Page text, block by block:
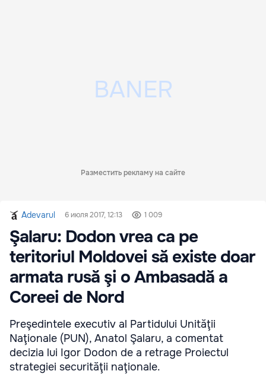
Разместить рекламу на сайте
Adevarul 6 июля 2017, 12:13 1 009
Şalaru: Dodon vrea ca pe
teritoriul Moldovei să existe doar
armata rusă şi o Ambasadă a
Coreei de Nord
Preşedintele executiv al Partidului Unităţii
Naţionale (PUN), Anatol Şalaru, a comentat
decizia lui Igor Dodon de a retrage Proiectul
strategiei securităţii naţionale.